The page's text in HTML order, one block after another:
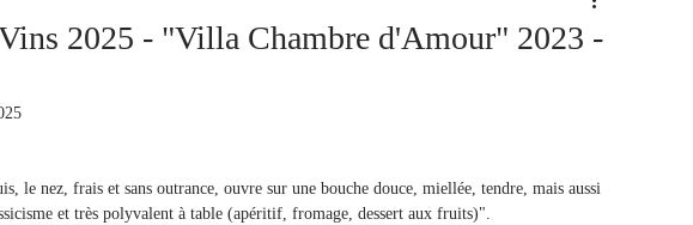
Clients
2025 - "Villa Chambre d'Amour" 2023 -
le nez, frais et sans outrance, ouvre sur une bouche douce, miellée, tendre, mais aussi
et très polyvalent à table (apéritif, fromage, dessert aux fruits)".